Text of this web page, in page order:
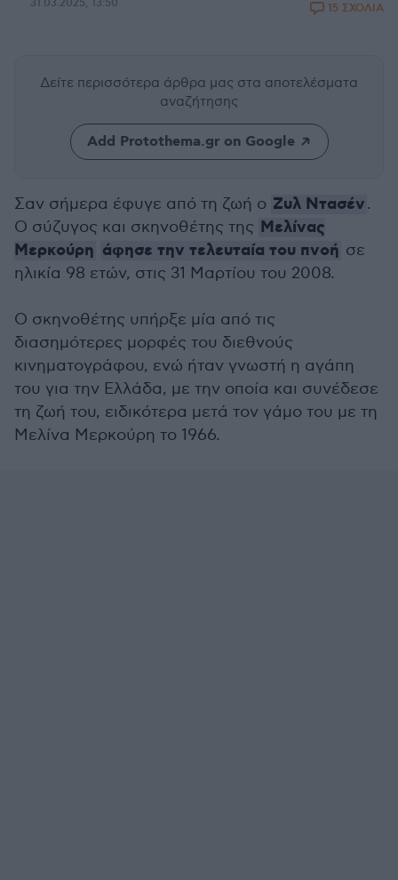
31.03.2025, 13:50 15 ΣΧΟΛΙΑ
Δείτε περισσότερα άρθρα μας στα αποτελέσματα
αναζήτησης
Add Protothema.gr on Google
Σαν σήμερα έφυγε από τη ζωή ο Ζυλ Ντασέν.
Ο σύζυγος και σκηνοθέτης της Μελίνας
Μερκούρη άφησε την τελευταία του πνοή σε
ηλικία 98 ετών, στις 31 Μαρτίου του 2008.
Ο σκηνοθέτης υπήρξε μία από τις
διασημότερες μορφές του διεθνούς
κινηματογράφου, ενώ ήταν γνωστή η αγάπη
του για την Ελλάδα, με την οποία και συνέδεσε
τη ζωή του, ειδικότερα μετά τον γάμο του με τη
Μελίνα Μερκούρη το 1966.